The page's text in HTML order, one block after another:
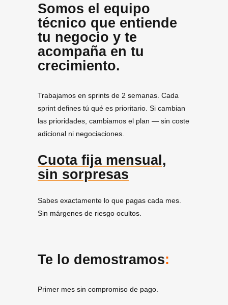
Somos el equipo
técnico que entiende
tu negocio y te
acompaña en tu
crecimiento.
Trabajamos en sprints de 2 semanas. Cada
sprint defines tú qué es prioritario. Si cambian
las prioridades, cambiamos el plan — sin coste
adicional ni negociaciones.
Cuota fija mensual,
sin sorpresas
Sabes exactamente lo que pagas cada mes.
Sin márgenes de riesgo ocultos.
Te lo demostramos:
Primer mes sin compromiso de pago.